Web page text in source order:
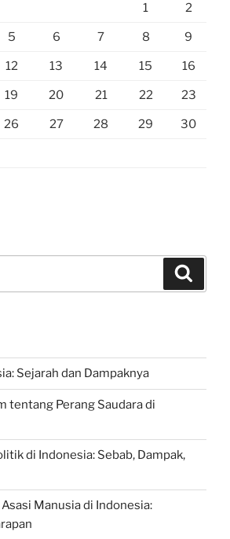
1 2
5 6 7 8 9
12 13 14 15 16
19 20 21 22 23
26 27 28 29 30
Sejarah dan Dampaknya
tentang Perang Saudara di
di Indonesia: Sebab, Dampak,
Manusia di Indonesia: